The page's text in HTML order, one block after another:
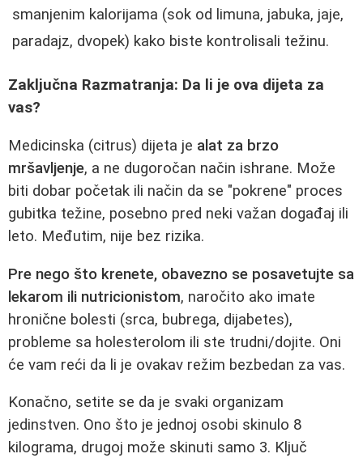
smanjenim kalorijama (sok od limuna, jabuka, jaje,
paradajz, dvopek) kako biste kontrolisali težinu.
Zaključna Razmatranja: Da li je ova dijeta za
vas?
Medicinska (citrus) dijeta je alat za brzo
mršavljenje, a ne dugoročan način ishrane. Može
biti dobar početak ili način da se "pokrene" proces
gubitka težine, posebno pred neki važan događaj ili
leto. Međutim, nije bez rizika.
Pre nego što krenete, obavezno se posavetujte sa
lekarom ili nutricionistom, naročito ako imate
hronične bolesti (srca, bubrega, dijabetes),
probleme sa holesterolom ili ste trudni/dojite. Oni
će vam reći da li je ovakav režim bezbedan za vas.
Konačno, setite se da je svaki organizam
jedinstven. Ono što je jednoj osobi skinulo 8
kilograma, drugoj može skinuti samo 3. Ključ